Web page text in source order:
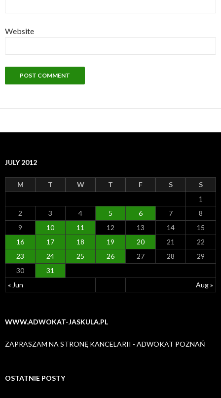
Website
JULY 2012
M T W T F S S
« Jun Aug »
1
2
3 4 5 6 7
8
9
10 11 12 13 14
15
16
17 18 19 20 21
22
23
24 25 26 27 28
29
30
31
WWW.ADWOKAT-JASKULA.PL
ZAPRASZAM NA STRONĘ KANCELARII - ADWOKAT POZNAŃ
OSTATNIE POSTY